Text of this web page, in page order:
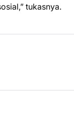
tukasnya.